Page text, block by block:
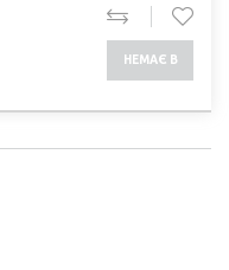
НЕМАЄ В